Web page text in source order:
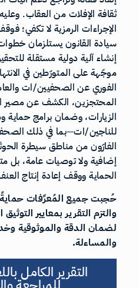
ثقافة الإفلات من العقاب.
الإجراءات الرمزية لا تكفي؛
سيادة القانون يستلزمان
إنشاء آلية دولية مستقلة
موجّهة على المتورّطين في
الفوري عن الصحفيين/ات
المحتجزين، الكشف عن مصير
الزيارات، وضمان برامج
للناجين/ات—بما في ذلك
الفارّون من مناطق سيطرة
إضافية ولا توصيات عامة، بل
الحماية ووقف إعادة إنتاج
حُجبت جميع المُعرِّفات حمايةً
والتزم التقرير بمعايير
لضمان الدقة والموثوقية
والمساءلة.
التقرير الكامل